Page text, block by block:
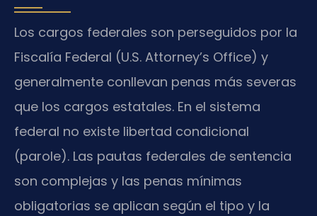
Los cargos federales son perseguidos por la
Fiscalía Federal (U.S. Attorney’s Office) y
generalmente conllevan penas más severas
que los cargos estatales. En el sistema
federal no existe libertad condicional
(parole). Las pautas federales de sentencia
son complejas y las penas mínimas
obligatorias se aplican según el tipo y la